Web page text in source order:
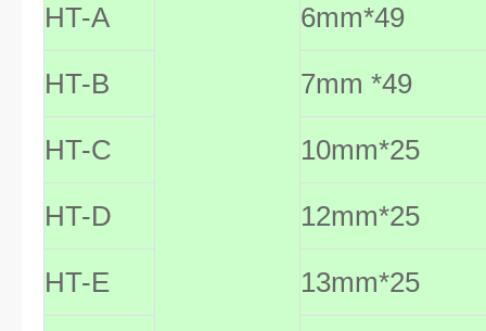
HT-A 6mm*49
HT-B 7mm *49
HT-C 10mm*25
HT-D 12mm*25
HT-E 13mm*25